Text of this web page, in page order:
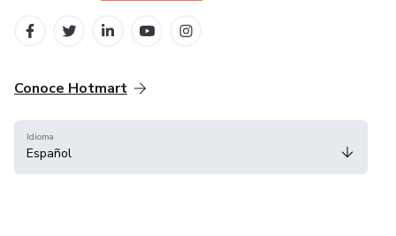
Conoce Hotmart
Idioma
Español